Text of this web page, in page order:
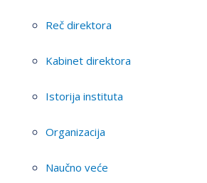
Reč direktora
Kabinet direktora
Istorija instituta
Organizacija
Naučno veće